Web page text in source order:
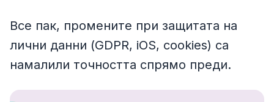
Все пак, промените при защитата на
лични данни (GDPR, iOS, cookies) са
намалили точността спрямо преди.